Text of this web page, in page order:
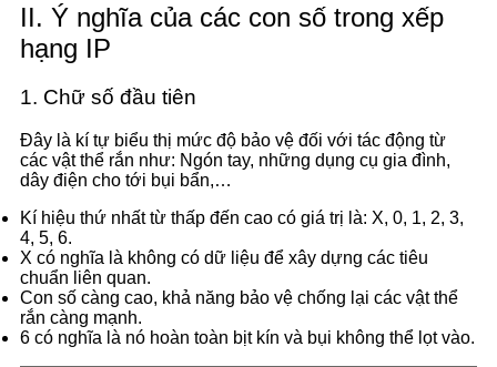
II. Ý nghĩa của các con số trong xếp
hạng IP
1. Chữ số đầu tiên
Đây là kí tự biểu thị mức độ bảo vệ đối với tác động từ
các vật thể rắn như: Ngón tay, những dụng cụ gia đình,
dây điện cho tới bụi bẩn,…
Kí hiệu thứ nhất từ thấp đến cao có giá trị là: X, 0, 1, 2, 3,
4, 5, 6.
X có nghĩa là không có dữ liệu để xây dựng các tiêu
chuẩn liên quan.
Con số càng cao, khả năng bảo vệ chống lại các vật thể
rắn càng mạnh.
6 có nghĩa là nó hoàn toàn bịt kín và bụi không thể lọt vào.